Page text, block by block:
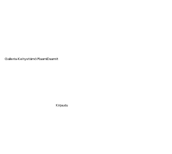
Galleria-Kehystämö RaamiDaamit
Kirjaudu